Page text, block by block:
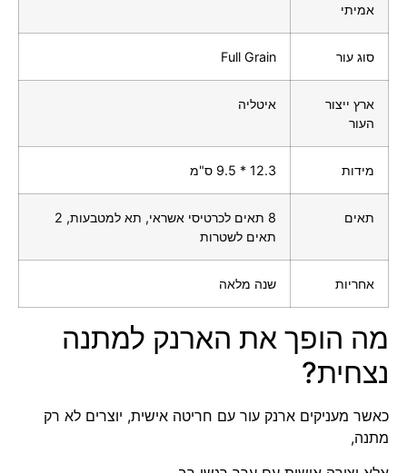
אמיתי
סוג עור Full Grain
ארץ ייצור
העור
איטליה
מידות 12.3 * 9.5 ס"מ
תאים
8 תאים לכרטיסי אשראי, תא למטבעות, 2
תאים לשטרות
אחריות שנה מלאה
מה הופך את הארנק למתנה
נצחית?
כאשר מעניקים ארנק עור עם חריטה אישית, יוצרים לא רק
מתנה,